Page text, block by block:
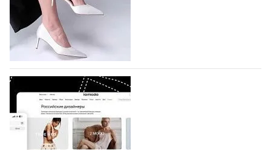
которая пройдет в российской столице с 26 сентября
по 1 октября, уже подано 1047 заявок. Примерно
половину из них (494) прислали дизайнеры,
коллекции которых не были представлены в…
07.08.2026 578
BALLINA представит свои новинки на Euro
Shoes
Компания BALLINA Guangzhou Lihuang Footwear
Co., Ltd., основанная в 2011 году и расположенная в